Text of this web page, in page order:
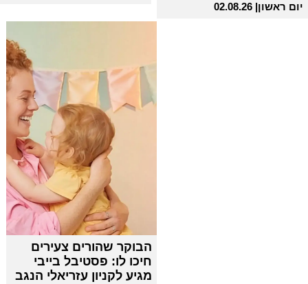
יום ראשון| 02.08.26
הבוקר שהורים צעירים
חיכו לו: פסטיבל בייבי
מגיע לקניון עזריאלי הנגב